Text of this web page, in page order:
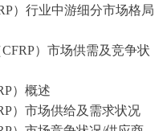
）行业中游细分市场格局
）市场供需及竞争状
）概述
）市场供给及需求状况